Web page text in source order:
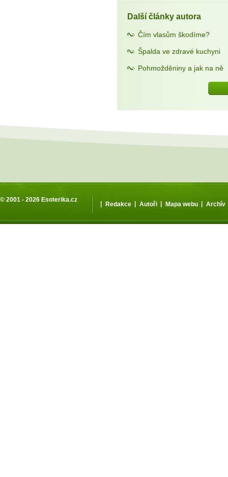
Další články autora
Čím vlasům škodíme?
Špalda ve zdravé kuchyni
Pohmožděniny a jak na ně
© 2001 - 2026 Esoterika.cz
| Redakce | Autoři | Mapa webu | Archív